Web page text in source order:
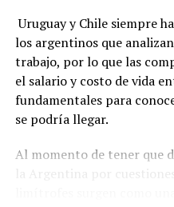
Uruguay y Chile siempre
los argentinos que
trabajo, por lo que las
el salario y costo de vida
fundamentales para
se podría llegar.
Al momento de tener que